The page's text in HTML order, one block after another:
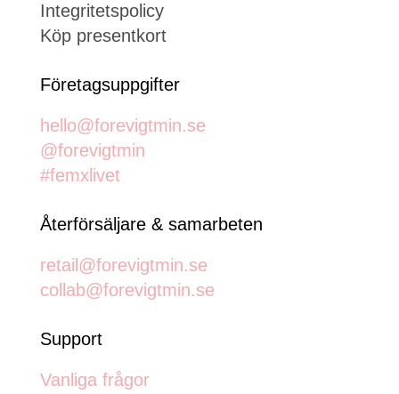
Integritetspolicy
Köp presentkort
Företagsuppgifter
hello@forevigtmin.se
@forevigtmin
#femxlivet
Återförsäljare & samarbeten
retail@forevigtmin.se
collab@forevigtmin.se
Support
Vanliga frågor